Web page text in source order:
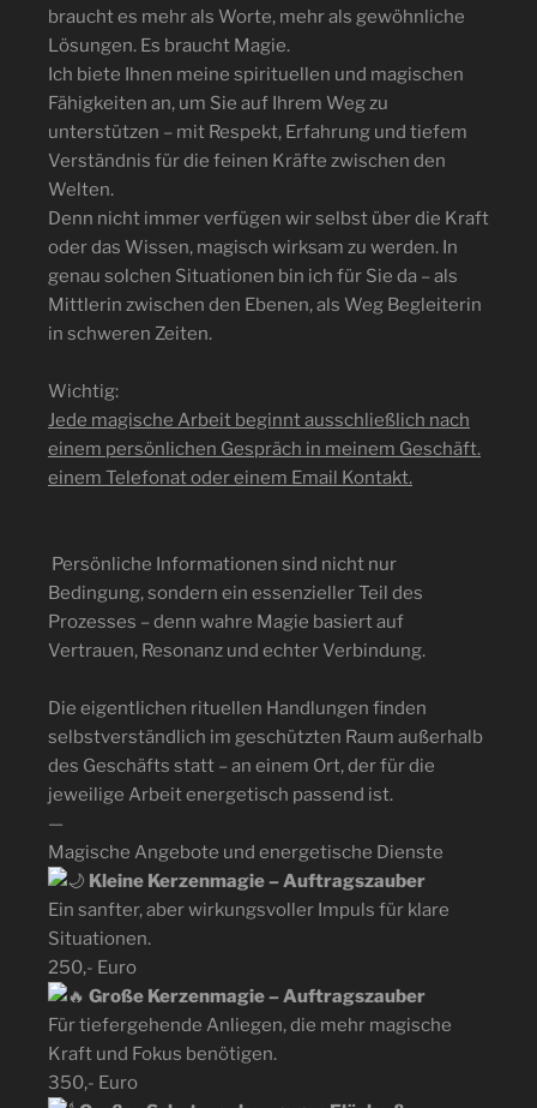
braucht es mehr als Worte, mehr als gewöhnliche
Lösungen. Es braucht Magie.
Ich biete Ihnen meine spirituellen und magischen
Fähigkeiten an, um Sie auf Ihrem Weg zu
unterstützen – mit Respekt, Erfahrung und tiefem
Verständnis für die feinen Kräfte zwischen den
Welten.
Denn nicht immer verfügen wir selbst über die Kraft
oder das Wissen, magisch wirksam zu werden. In
genau solchen Situationen bin ich für Sie da – als
Mittlerin zwischen den Ebenen, als Weg Begleiterin
in schweren Zeiten.
Wichtig:
Jede magische Arbeit beginnt ausschließlich nach
einem persönlichen Gespräch in meinem Geschäft.
einem Telefonat oder einem Email Kontakt.
Persönliche Informationen sind nicht nur
Bedingung, sondern ein essenzieller Teil des
Prozesses – denn wahre Magie basiert auf
Vertrauen, Resonanz und echter Verbindung.
Die eigentlichen rituellen Handlungen finden
selbstverständlich im geschützten Raum außerhalb
des Geschäfts statt – an einem Ort, der für die
jeweilige Arbeit energetisch passend ist.
—
Magische Angebote und energetische Dienste
Kleine Kerzenmagie – Auftragszauber
Ein sanfter, aber wirkungsvoller Impuls für klare
Situationen.
250,- Euro
Große Kerzenmagie – Auftragszauber
Für tiefergehende Anliegen, die mehr magische
Kraft und Fokus benötigen.
350,- Euro